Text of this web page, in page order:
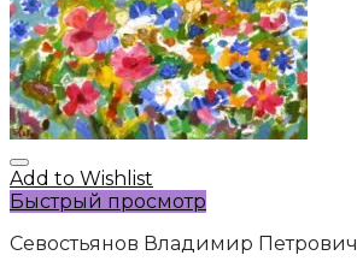
Add to Wishlist
Быстрый просмотр
Севостьянов Владимир Петрович